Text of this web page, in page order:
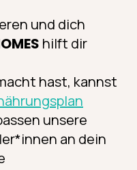
und dich
hilft dir
hast, kannst
unsere
an dein